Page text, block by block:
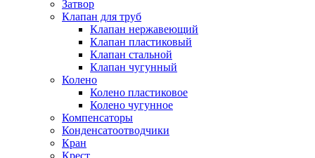
Затвор
Клапан для труб
Клапан нержавеющий
Клапан пластиковый
Клапан стальной
Клапан чугунный
Колено
Колено пластиковое
Колено чугунное
Компенсаторы
Конденсатоотводчики
Кран
Крест